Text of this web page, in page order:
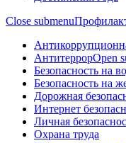
Close submenu
АнтитеррорOpen
Безопасность на
Безопасность на
Дорожная
Интернет
Личная
Охрана труда